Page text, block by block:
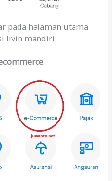
pada halaman utama
livin mandiri
.